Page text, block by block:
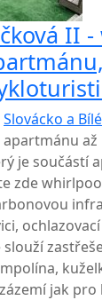
II -
Slovácko a
až
je součástí
zde
jak